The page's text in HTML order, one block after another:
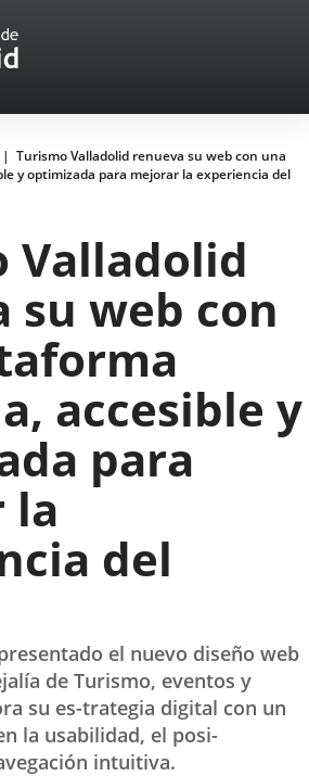
Turismo Valladolid renueva su web con una
y optimizada para mejorar la experiencia del
Valladolid
su web con
accesible y
para
la
del
el nuevo diseño web
de Turismo, eventos y
su es-trategia digital con un
la usabilidad, el posi-
intuitiva.